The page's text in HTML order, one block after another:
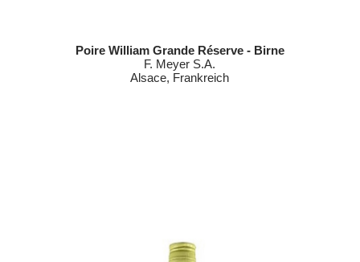
Poire William Grande Réserve - Birne
F. Meyer S.A.
Alsace, Frankreich